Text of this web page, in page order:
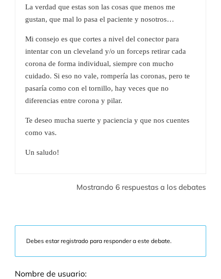
La verdad que estas son las cosas que menos me
gustan, que mal lo pasa el paciente y nosotros…
Mi consejo es que cortes a nivel del conector para
intentar con un cleveland y/o un forceps retirar cada
corona de forma individual, siempre con mucho
cuidado. Si eso no vale, rompería las coronas, pero te
pasaría como con el tornillo, hay veces que no
diferencias entre corona y pilar.
Te deseo mucha suerte y paciencia y que nos cuentes
como vas.
Un saludo!
Mostrando 6 respuestas a los debates
Debes estar registrado para responder a este debate.
Nombre de usuario: